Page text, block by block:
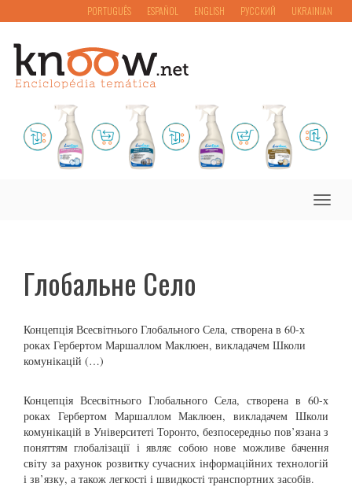
PORTUGUÊS ESPAÑOL ENGLISH РУССКИЙ UKRAINIAN
Toggle
Глобальне Село
Концепція Всесвітнього Глобального Села, створена в 60-х
роках Гербертом Маршаллом Маклюен, викладачем Школи
комунікацій (…)
Концепція Всесвітнього Глобального Села, створена в 60-х
роках Гербертом Маршаллом Маклюен, викладачем Школи
комунікацій в Університеті Торонто, безпосередньо пов’язана з
поняттям глобалізації і являє собою нове можливе бачення
світу за рахунок розвитку сучасних інформаційних технологій
і зв’язку, а також легкості і швидкості транспортних засобів.